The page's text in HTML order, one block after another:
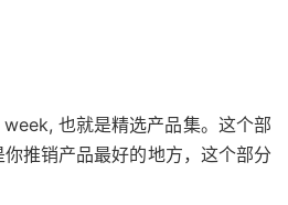
也就是精选产品集。这个部
推销产品最好的地方，这个部分